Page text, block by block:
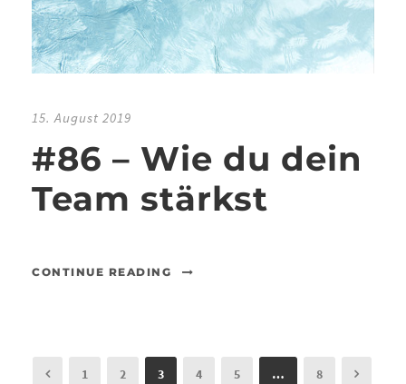
15. August 2019
#86 – Wie du dein
Team stärkst
CONTINUE READING
1 2 3 4 5 … 8